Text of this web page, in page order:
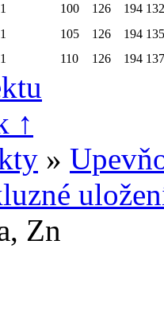
1 100 126 194 132
1 105 126 194 135
1 110 126 194 137
↑
»
Zn